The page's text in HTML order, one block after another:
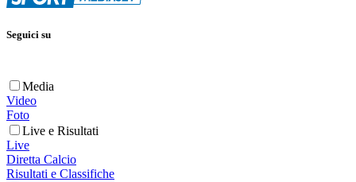
Seguici su
Media
Video
Foto
Live e Risultati
Live
Diretta Calcio
Risultati e Classifiche